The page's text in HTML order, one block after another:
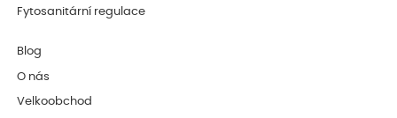
Fytosanitární regulace
Blog
O nás
Velkoobchod